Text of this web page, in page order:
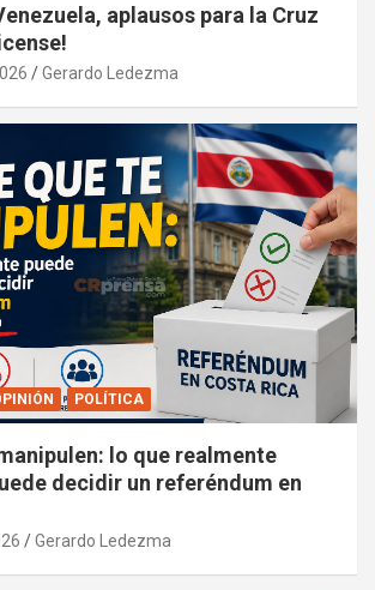
aplausos para la Cruz
Gerardo Ledezma
POLÍTICA
lo que realmente
decidir un referéndum en
Gerardo Ledezma